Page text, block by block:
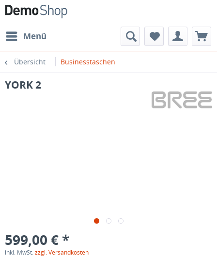
Menü
Übersicht Businesstaschen
YORK 2
599,00 € *
inkl. MwSt.zzgl. Versandkosten